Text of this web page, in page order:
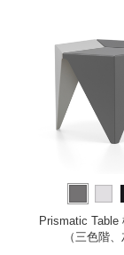
Prismatic Table
（三色階、